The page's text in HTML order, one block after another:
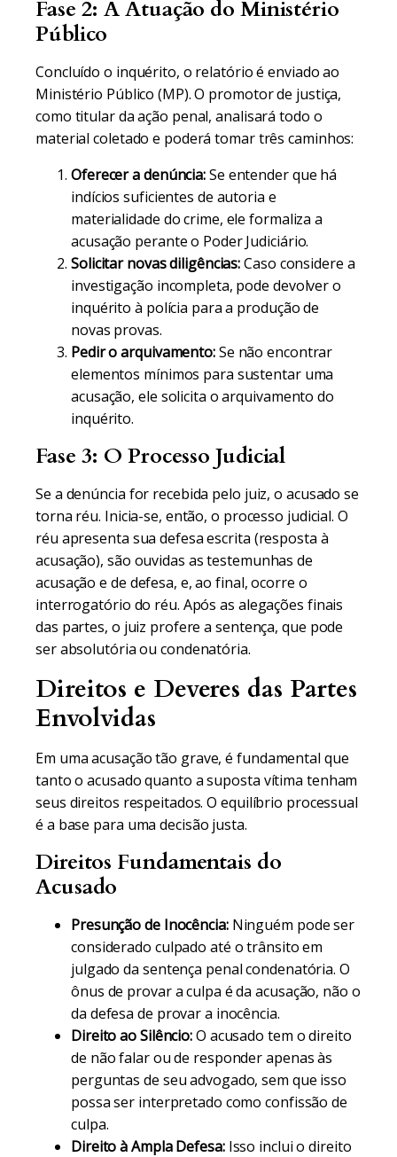
Fase 2: A Atuação do Ministério
Público
Concluído o inquérito, o relatório é enviado ao
Ministério Público (MP). O promotor de justiça,
como titular da ação penal, analisará todo o
material coletado e poderá tomar três caminhos:
Oferecer a denúncia:Se entender que há
indícios suficientes de autoria e
materialidade do crime, ele formaliza a
acusação perante o Poder Judiciário.
Solicitar novas diligências:Caso considere a
investigação incompleta, pode devolver o
inquérito à polícia para a produção de
novas provas.
Pedir o arquivamento:Se não encontrar
elementos mínimos para sustentar uma
acusação, ele solicita o arquivamento do
inquérito.
Fase 3: O Processo Judicial
Se a denúncia for recebida pelo juiz, o acusado se
torna réu. Inicia-se, então, o processo judicial. O
réu apresenta sua defesa escrita (resposta à
acusação), são ouvidas as testemunhas de
acusação e de defesa, e, ao final, ocorre o
interrogatório do réu. Após as alegações finais
das partes, o juiz profere a sentença, que pode
ser absolutória ou condenatória.
Direitos e Deveres das Partes
Envolvidas
Em uma acusação tão grave, é fundamental que
tanto o acusado quanto a suposta vítima tenham
seus direitos respeitados. O equilíbrio processual
é a base para uma decisão justa.
Direitos Fundamentais do
Acusado
Presunção de Inocência:Ninguém pode ser
considerado culpado até o trânsito em
julgado da sentença penal condenatória. O
ônus de provar a culpa é da acusação, não o
da defesa de provar a inocência.
Direito ao Silêncio:O acusado tem o direito
de não falar ou de responder apenas às
perguntas de seu advogado, sem que isso
possa ser interpretado como confissão de
culpa.
Direito à Ampla Defesa:Isso inclui o direito